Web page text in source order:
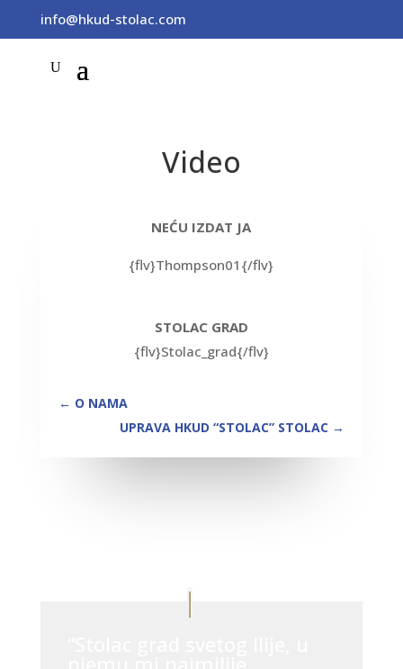
info@hkud-stolac.com
Video
NEĆU IZDAT JA
{flv}Thompson01{/flv}
STOLAC GRAD
{flv}Stolac_grad{/flv}
← O NAMA
UPRAVA HKUD “STOLAC” STOLAC →